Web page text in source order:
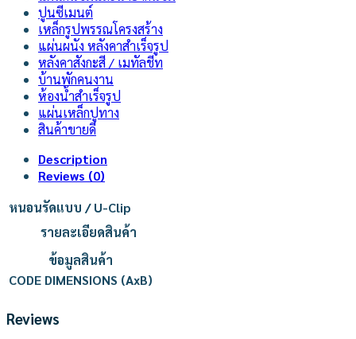
ปูนซีเมนต์
เหล็กรูปพรรณโครงสร้าง
แผ่นผนัง หลังคาสำเร็จรูป
หลังคาสังกะสี / เมทัลชีท
บ้านพักคนงาน
ห้องน้ำสำเร็จรูป
แผ่นเหล็กปูทาง
สินค้าขายดี
Description
Reviews (0)
หนอนรัดแบบ / U-Clip
รายละเอียดสินค้า
ข้อมูลสินค้า
CODE DIMENSIONS (AxB)
Reviews